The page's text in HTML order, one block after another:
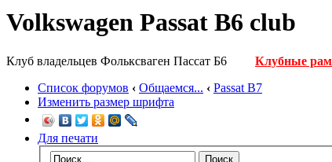
Volkswagen Passat B6 club
Клуб владельцев Фольксваген Пассат Б6
Клубные
Список форумов ‹ Общаемся... ‹ Passat B7
Изменить размер шрифта
Для печати